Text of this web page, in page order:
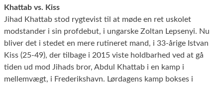
Khattab vs. Kiss
Jihad Khattab stod rygtevist til at møde en ret uskolet
modstander i sin profdebut, i ungarske Zoltan Lepsenyi. Nu
bliver det i stedet en mere rutineret mand, i 33-årige Istvan
Kiss (25-49), der tilbage i 2015 viste holdbarhed ved at gå
tiden ud mod Jihads bror, Abdul Khattab i en kamp i
mellemvægt, i Frederikshavn. Lørdagens kamp bokses i